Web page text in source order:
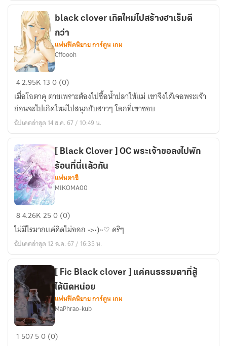
นาย...
black
clover
เกิด
ใหม่
ไป
สร้าง
ฮาเร็ม
ดี
กว่า
black clover เกิดใหม่ไปสร้างฮาเร็มดี
กว่า
แฟนฟิคนิยาย การ์ตูน เกม
Cffoooh
42.95K 130 (0)
เมื่อโอตาคุ ตายเพราะต้องไปซื้อน้ำปลาให้แม่ เขาจึงได้เจอพระเจ้า
ก่อนจะไปเกิดใหม่ไปสนุกกับสาวๆ โลกที่เขาชอบ
อัปเดตล่าสุด 14 ส.ค. 67 / 10:49 น.
Black
Clover
]
OC
พระเจ้า
ขอ
ลง
ไป
พัก
ร้อน
[ Black Clover ] OC พระเจ้าขอลงไปพัก
ร้อนที่นี่เเล้วกัน
แฟนตาซี
MIKOMA00
84.26K250 (0)
ไม่มีไรมากเเค่คิดไม่ออก •>•)~♡ คริๆ
อัปเดตล่าสุด 12 ส.ค. 67 / 16:35 น.
[ Fic Black clover ] แค่คนธรรมดาที่สู้
ได้นิดหน่อย
แฟนฟิคนิยาย การ์ตูน เกม
MaPhrao-kub
1 50750 (0)